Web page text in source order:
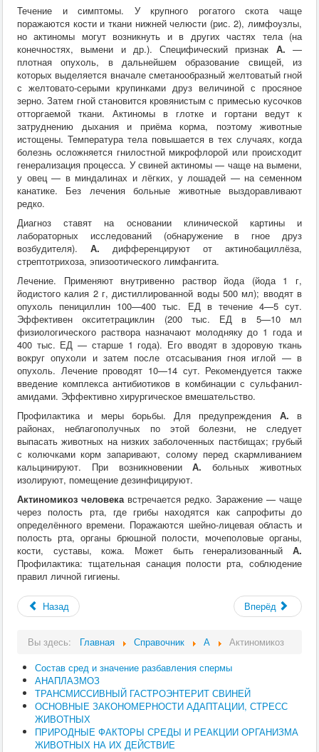
Течение и симптомы. У крупного рогатого скота чаще
поражаются кости и ткани нижней челюсти (рис. 2), лимфоузлы,
но актиномы могут возникнуть и в других частях тела (на
конечностях, вымени и др.). Специфический признак А. —
плотная опухоль, в дальнейшем образование свищей, из
которых выделяется вначале сметанообразный желтоватый гной
с желтовато-серыми крупинками друз величиной с просяное
зерно. Затем гной становится кровянистым с примесью кусочков
отторгаемой ткани. Актиномы в глотке и гортани ведут к
затруднению дыхания и приёма корма, поэтому животные
истощены. Температура тела повышается в тех случаях, когда
болезнь осложняется гнилостной микрофлорой или происходит
генерализация процесса. У свиней актиномы — чаще на вымени,
у овец — в миндалинах и лёгких, у лошадей — на семенном
канатике. Без лечения больные животные выздоравливают
редко.
Диагноз ставят на основании клинической картины и
лабораторных исследований (обнаружение в гное друз
возбудителя). А. дифференцируют от актинобациллёза,
стрептотрихоза, эпизоотического лимфангита.
Лечение. Применяют внутривенно раствор йода (йода 1 г,
йодистого калия 2 г, дистиллированной воды 500 мл); вводят в
опухоль пенициллин 100—400 тыс. ЕД в течение 4—5 сут.
Эффективен окситетрациклин (200 тыс. ЕД в 5—10 мл
физиологического раствора назначают молодняку до 1 года и
400 тыс. ЕД — старше 1 года). Его вводят в здоровую ткань
вокруг опухоли и затем после отсасывания гноя иглой — в
опухоль. Лечение проводят 10—14 сут. Рекомендуется также
введение комплекса антибиотиков в комбинации с сульфанил-
амидами. Эффективно хирургическое вмешательство.
Профилактика и меры борьбы. Для предупреждения А. в
районах, неблагополучных по этой болезни, не следует
выпасать животных на низких заболоченных пастбищах; грубый
с колючками корм запаривают, солому перед скармливанием
кальцинируют. При возникновенииА. больных животных
изолируют, помещение дезинфицируют.
Актиномикоз человека встречается редко. Заражение — чаще
через полость рта, где грибы находятся как сапрофиты до
определённого времени. Поражаются шейно-лицевая область и
полость рта, органы брюшной полости, мочеполовые органы,
кости, суставы, кожа. Может быть генерализованный А.
Профилактика: тщательная санация полости рта, соблюдение
правил личной гигиены.
Назад Вперёд
Вы здесь: Главная Справочник А
Актиномикоз
Состав сред и значение разбавления спермы
АНАПЛАЗМОЗ
ТРАНСМИССИВНЫЙ ГАСТРОЭНТЕРИТ СВИНЕЙ
ОСНОВНЫЕ ЗАКОНОМЕРНОСТИ АДАПТАЦИИ, СТРЕСС
ЖИВОТНЫХ
ПРИРОДНЫЕ ФАКТОРЫ СРЕДЫ И РЕАКЦИИ ОРГАНИЗМА
ЖИВОТНЫХ НА ИХ ДЕЙСТВИЕ